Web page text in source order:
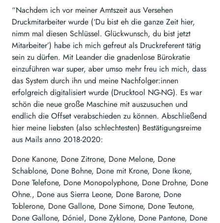
“Nachdem ich vor meiner Amtszeit aus Versehen
Druckmitarbeiter wurde (‘Du bist eh die ganze Zeit hier,
nimm mal diesen Schlüssel. Glückwunsch, du bist jetzt
Mitarbeiter’) habe ich mich gefreut als Druckreferent tätig
sein zu dürfen. Mit Leander die gnadenlose Bürokratie
einzuführen war super, aber umso mehr freu ich mich, dass
das System durch ihn und meine Nachfolger:innen
erfolgreich digitalisiert wurde (Drucktool NG-NG). Es war
schön die neue große Maschine mit auszusuchen und
endlich die Offset verabschieden zu können. Abschließend
hier meine liebsten (also schlechtesten) Bestätigungsreime
aus Mails anno 2018-2020:
Done Kanone, Done Zitrone, Done Melone, Done
Schablone, Done Bohne, Done mit Krone, Done Ikone,
Done Telefone, Done Monopolyphone, Done Drohne, Done
Ohne., Done aus Sierra Leone, Done Barone, Done
Toblerone, Done Gallone, Done Simone, Done Teutone,
Done Gallone, Dóniel, Done Zyklone, Done Pantone, Done